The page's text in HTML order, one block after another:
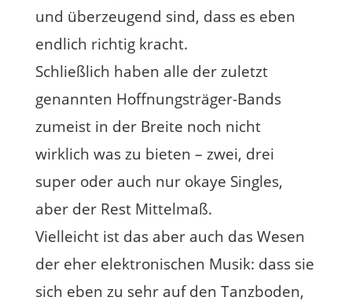
und überzeugend sind, dass es eben
endlich richtig kracht.
Schließlich haben alle der zuletzt
genannten Hoffnungsträger-Bands
zumeist in der Breite noch nicht
wirklich was zu bieten – zwei, drei
super oder auch nur okaye Singles,
aber der Rest Mittelmaß.
Vielleicht ist das aber auch das Wesen
der eher elektronischen Musik: dass sie
sich eben zu sehr auf den Tanzboden,